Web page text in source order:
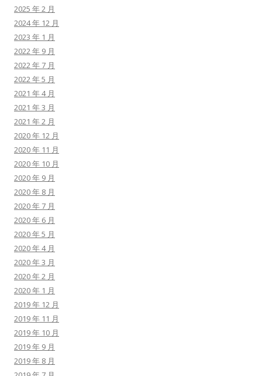
2025 年 2 月
2024 年 12 月
2023 年 1 月
2022 年 9 月
2022 年 7 月
2022 年 5 月
2021 年 4 月
2021 年 3 月
2021 年 2 月
2020 年 12 月
2020 年 11 月
2020 年 10 月
2020 年 9 月
2020 年 8 月
2020 年 7 月
2020 年 6 月
2020 年 5 月
2020 年 4 月
2020 年 3 月
2020 年 2 月
2020 年 1 月
2019 年 12 月
2019 年 11 月
2019 年 10 月
2019 年 9 月
2019 年 8 月